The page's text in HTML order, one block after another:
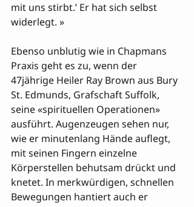
mit uns stirbt.’ Er hat sich selbst
widerlegt. »
Ebenso unblutig wie in Chapmans
Praxis geht es zu, wenn der
47jährige Heiler Ray Brown aus Bury
St. Edmunds, Grafschaft Suffolk,
seine «spirituellen Operationen»
ausführt. Augenzeugen sehen nur,
wie er minutenlang Hände auflegt,
mit seinen Fingern einzelne
Körperstellen behutsam drückt und
knetet. In merkwürdigen, schnellen
Bewegungen hantiert auch er